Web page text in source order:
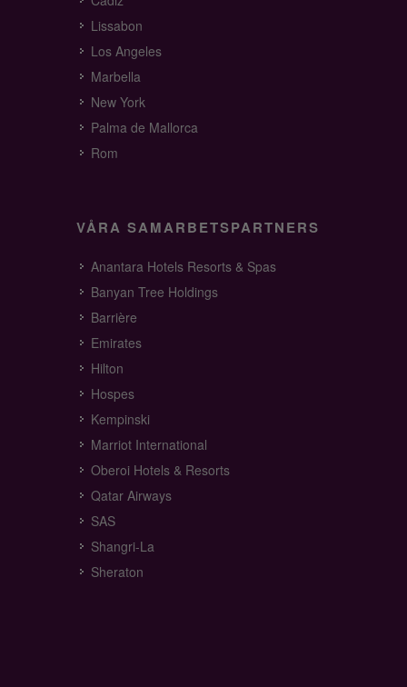
Lissabon
Los Angeles
Marbella
New York
Palma de Mallorca
Rom
VÅRA SAMARBETSPARTNERS
Anantara Hotels Resorts & Spas
Banyan Tree Holdings
Barrière
Emirates
Hilton
Hospes
Kempinski
Marriot International
Oberoi Hotels & Resorts
Qatar Airways
SAS
Shangri-La
Sheraton